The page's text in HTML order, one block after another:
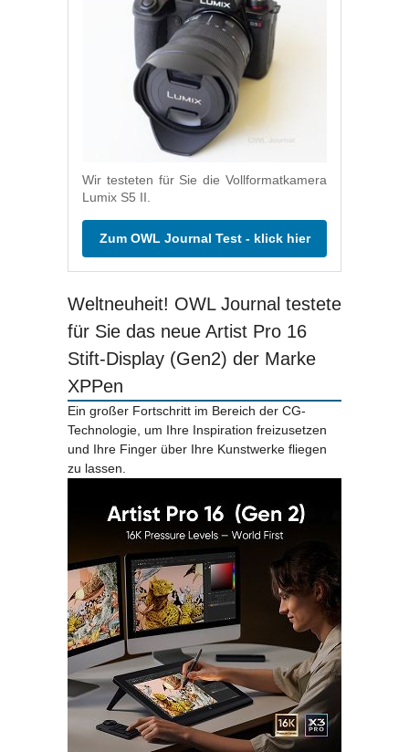
Wir testeten für Sie die Vollformatkamera
Lumix S5 II.
Zum OWL Journal Test - klick hier
Weltneuheit! OWL Journal testete
für Sie das neue Artist Pro 16
Stift-Display (Gen2) der Marke
XPPen
Ein großer Fortschritt im Bereich der CG-
Technologie, um Ihre Inspiration freizusetzen
und Ihre Finger über Ihre Kunstwerke fliegen
zu lassen.